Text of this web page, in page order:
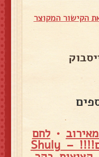
הקישור המקוצר
•לחם
פרינה כמו של פעם!!!! – Shuly